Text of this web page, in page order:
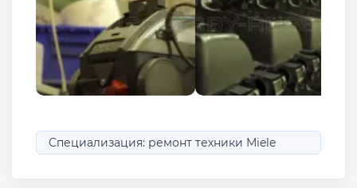
Специализация: ремонт техники Miele